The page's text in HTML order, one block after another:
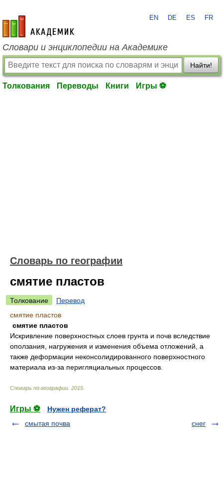
academic.ru
EN DE ES FR
Словари и энциклопедии на Академике
Найти!
Толкования Переводы Книги Игры ⚽
Словарь по географии
смятие пластов
Толкование
Перевод
смятие пластов
смятие пластов
Искривление поверхностных слоев грунта и почв вследствие
оползания, нагружения и изменения объема отложений, а
также деформации неконсолидированного поверхностного
материала из-за перигляциальных процессов.
Словарь по географии 2015
Игры ⚽
Нужен реферат?
смытая почва
снег